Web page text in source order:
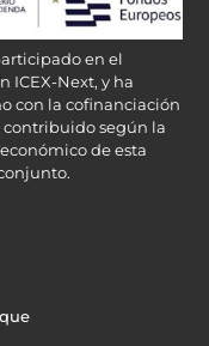
en el
ICEX-Next, y ha
con la cofinanciación
contribuido según la
de esta